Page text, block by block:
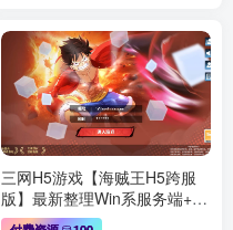
三网H5游戏【海贼王H5跨服
版】最新整理Win系服务端+管
理后台+GM授权后台+安卓+详